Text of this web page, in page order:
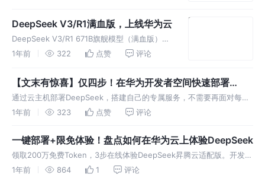
DeepSeek V3/R1满血版，上线华为云
DeepSeek V3/R1 671B旗舰模型（满血版），
通常需要高端GPU进行推理，现在基于华为云
端GPU部署模型的效果，提供稳定的、生产级
服务能力，满足业
1年前 322 点赞 评论
【文末有惊喜】仅四步！在华为开发者空间快速部署
DeepSeek
通过云主机部署DeepSeek，搭建自己的专属服务，不需要再面对每次
打开DeepSeek都会再屏幕上弹出“服务器繁忙”的问题。只需要4步即可
1年前 323 点赞 评论
一键部署+限免体验！盘点如何在华为云上体验DeepSeek
领取200万免费Token，3步在线体验DeepSeek昇腾云适配版。开发者
可以在MaaS平台上轻松部署和使用这一模型。
1年前 864 1 评论